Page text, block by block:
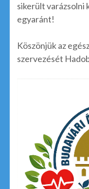
sikerült varázsolni
egyaránt!
Köszönjük az
szervezését